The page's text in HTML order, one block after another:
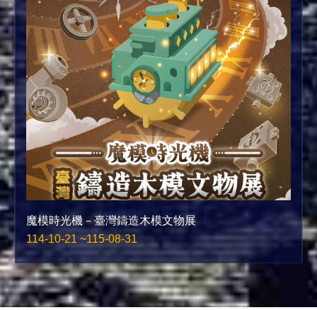
魔模時光機－臺灣鑄造木模文物展
114-10-21 ~115-08-31